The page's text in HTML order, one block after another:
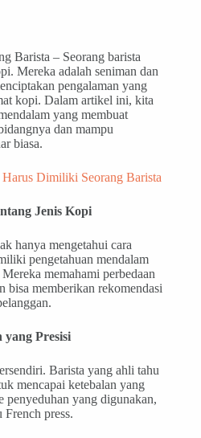
Barista – Seorang barista
Mereka adalah seniman dan
pengalaman yang
kopi. Dalam artikel ini, kita
yang membuat
dan mampu
biasa.
Dimiliki Seorang Barista
Jenis Kopi
hanya mengetahui cara
pengetahuan mendalam
memahami perbedaan
bisa memberikan rekomendasi
yang Presisi
Barista yang ahli tahu
mencapai ketebalan yang
penyeduhan yang digunakan,
French press.